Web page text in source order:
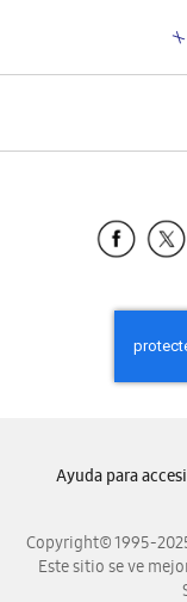
Copyright© 1995-
Este sitio se ve
Ayuda para